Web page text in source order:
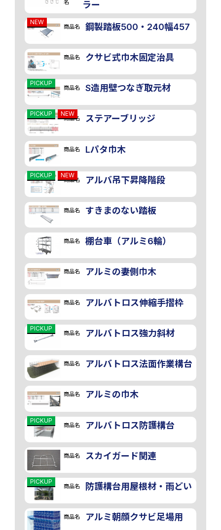
名 ラー
NEW
商品名 鋼製踏板500・240幅457
商品名 クサビ式巾木固定治具
PICKUP
商品名 S造用壁つなぎ取元材
PICKUP NEW
商品名 ステアーブリッジ
商品名 Lパタ巾木
PICKUP NEW
商品名 アルバ吊下昇降階段
商品名 すきまのない踏板
商品名 棚台車（アルミ6輪）
商品名 アルミの妻側巾木
商品名 アルバトロス伸縮手摺枠
PICKUP
商品名 アルバトロス強力斜材
商品名 アルバトロス法面作業構台
商品名 アルミの巾木
PICKUP
商品名 アルバトロス防護構台
商品名 スカイガード関連
PICKUP
商品名 防護構台用屋根材・雨どい
商品名 アルミ朝顔クサビ足場用